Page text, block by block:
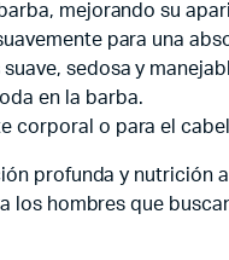
mejorando su
para una
sedosa y
en la barba.
corporal o para el
profunda y nutrición
los hombres que